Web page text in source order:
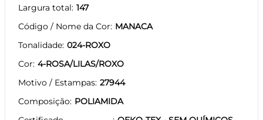
Largura total 147
Código / Nome da Cor MANACA
Tonalidade 024-ROXO
Cor 4-ROSA/LILAS/ROXO
Motivo / Estampas 27944
Composição POLIAMIDA